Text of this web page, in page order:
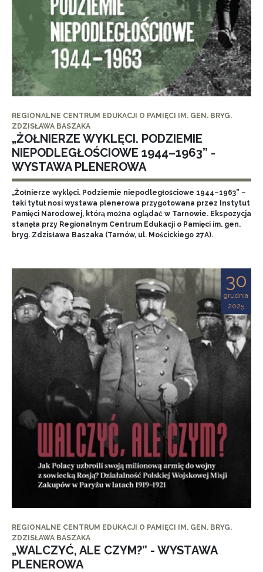
REGIONALNE CENTRUM EDUKACJI O PAMIĘCI IM. GEN. BRYG.
ZDZISŁAWA BASZAKA
„ŻOŁNIERZE WYKLĘCI. PODZIEMIE
NIEPODLEGŁOŚCIOWE 1944–1963” -
WYSTAWA PLENEROWA
„Żołnierze wyklęci. Podziemie niepodległościowe 1944–1963” –
taki tytuł nosi wystawa plenerowa przygotowana przez Instytut
Pamięci Narodowej, którą można oglądać w Tarnowie. Ekspozycja
stanęła przy Regionalnym Centrum Edukacji o Pamięci im. gen.
bryg. Zdzisława Baszaka (Tarnów, ul. Mościckiego 27A).
30
grudnia
2025
REGIONALNE CENTRUM EDUKACJI O PAMIĘCI IM. GEN. BRYG.
ZDZISŁAWA BASZAKA
„WALCZYĆ, ALE CZYM?” - WYSTAWA
PLENEROWA